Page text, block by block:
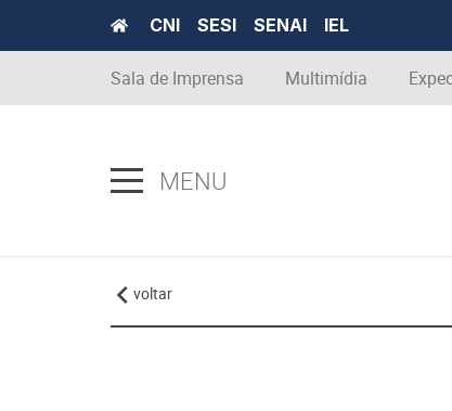
CNI SESI SENAI IEL
Sala de Imprensa Multimídia
MENU
voltar